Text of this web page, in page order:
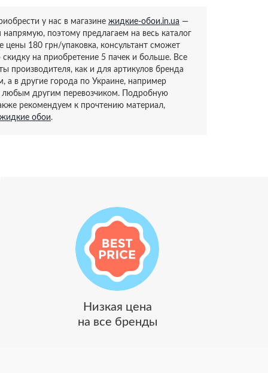
у нас в магазине жидкие-обои.in.ua —
поэтому предлагаем на весь каталог
180 грн/упаковка, консультант сможет
на приобретение 5 пачек и больше. Все
производителя, как и для артикулов бренда
а в другие города по Украине, например
другим перевозчиком. Подробную
рекомендуем к прочтению материал,
обои.
Низкая цена
на все бренды